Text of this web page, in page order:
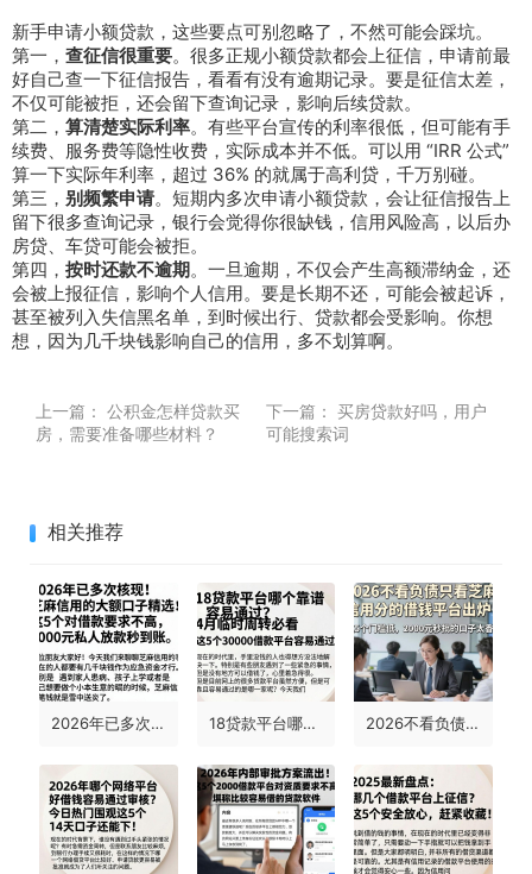
新手申请小额贷款，这些要点可别忽略了，不然可能会踩坑。
第一， 查征信很重要。很多正规小额贷款都会上征信，申请前最
好自己查一下征信报告，看看有没有逾期记录。要是征信太差，
不仅可能被拒，还会留下查询记录，影响后续贷款。
第二， 算清楚实际利率。有些平台宣传的利率很低，但可能有手
续费、服务费等隐性收费，实际成本并不低。可以用 “IRR 公式”
算一下实际年利率，超过 36% 的就属于高利贷，千万别碰。
第三， 别频繁申请。短期内多次申请小额贷款，会让征信报告上
留下很多查询记录，银行会觉得你很缺钱，信用风险高，以后办
房贷、车贷可能会被拒。
第四， 按时还款不逾期。一旦逾期，不仅会产生高额滞纳金，还
会被上报征信，影响个人信用。要是长期不还，可能会被起诉，
甚至被列入失信黑名单，到时候出行、贷款都会受影响。你想
想，因为几千块钱影响自己的信用，多不划算啊。
上一篇： 公积金怎样贷款买
房，需要准备哪些材料？
下一篇： 买房贷款好吗，用户
可能搜索词
相关推荐
2026年已多次核实！芝麻信用的大额口子精选：这5个对借款要求不高，8000元私人放款秒到账 18贷款平台哪个靠谱容易通过？4月临时周转必看，这5个30000借款平台容易通过 2026不看负债只看芝麻信用分的借钱平台出炉！这5个门槛低、2000元秒批的口子太香了